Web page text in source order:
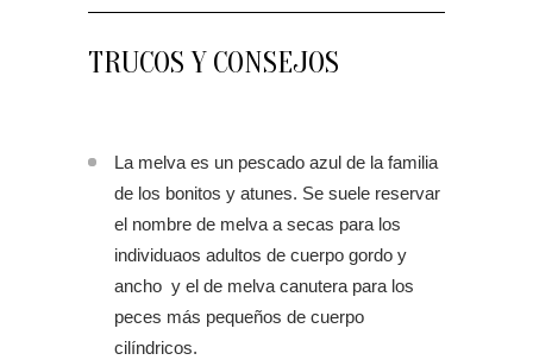
TRUCOS Y CONSEJOS
La melva es un pescado azul de la familia
de los bonitos y atunes. Se suele reservar
el nombre de melva a secas para los
individuaos adultos de cuerpo gordo y
ancho y el de melva canutera para los
peces más pequeños de cuerpo
cilíndricos.